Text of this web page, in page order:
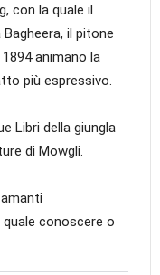
con la quale il
il pitone
animano la
più espressivo.
Libri della giungla
di Mowgli.
quale conoscere o